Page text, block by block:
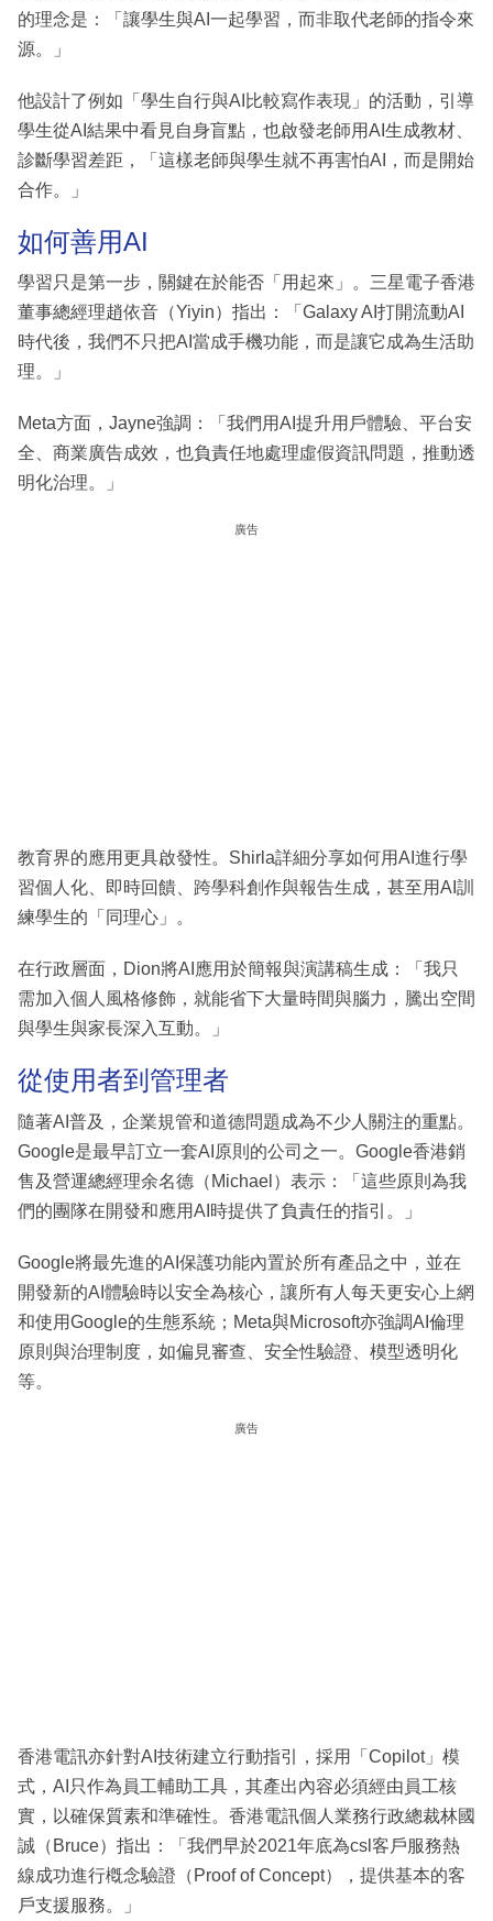
的理念是：「讓學生與AI一起學習，而非取代老師的指令來
源。」
他設計了例如「學生自行與AI比較寫作表現」的活動，引導
學生從AI結果中看見自身盲點，也啟發老師用AI生成教材、
診斷學習差距，「這樣老師與學生就不再害怕AI，而是開始
合作。」
如何善用AI
學習只是第一步，關鍵在於能否「用起來」。三星電子香港
董事總經理趙依音（Yiyin）指出：「Galaxy AI打開流動AI
時代後，我們不只把AI當成手機功能，而是讓它成為生活助
理。」
Meta方面，Jayne強調：「我們用AI提升用戶體驗、平台安
全、商業廣告成效，也負責任地處理虛假資訊問題，推動透
明化治理。」
廣告
教育界的應用更具啟發性。Shirla詳細分享如何用AI進行學
習個人化、即時回饋、跨學科創作與報告生成，甚至用AI訓
練學生的「同理心」。
在行政層面，Dion將AI應用於簡報與演講稿生成：「我只
需加入個人風格修飾，就能省下大量時間與腦力，騰出空間
與學生與家長深入互動。」
從使用者到管理者
隨著AI普及，企業規管和道德問題成為不少人關注的重點。
Google是最早訂立一套AI原則的公司之一。Google香港銷
售及營運總經理余名德（Michael）表示：「這些原則為我
們的團隊在開發和應用AI時提供了負責任的指引。」
Google將最先進的AI保護功能內置於所有產品之中，並在
開發新的AI體驗時以安全為核心，讓所有人每天更安心上網
和使用Google的生態系統；Meta與Microsoft亦強調AI倫理
原則與治理制度，如偏見審查、安全性驗證、模型透明化
等。
廣告
香港電訊亦針對AI技術建立行動指引，採用「Copilot」模
式，AI只作為員工輔助工具，其產出內容必須經由員工核
實，以確保質素和準確性。香港電訊個人業務行政總裁林國
誠（Bruce）指出：「我們早於2021年底為csl客戶服務熱
線成功進行槪念驗證（Proof of Concept），提供基本的客
戶支援服務。」